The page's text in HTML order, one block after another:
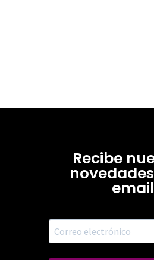
Recibe
email